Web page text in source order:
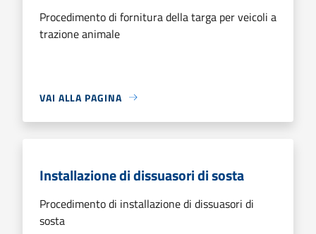
Procedimento di fornitura della targa per veicoli a
trazione animale
VAI ALLA PAGINA
Installazione di dissuasori di sosta
Procedimento di installazione di dissuasori di
sosta